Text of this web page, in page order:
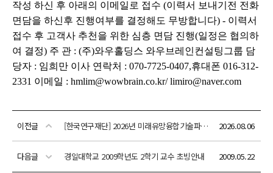
이전글 [한국연구재단] 2026년 미래유망융합기술파이오니어(한계돌파 R&D) 신규 연구 추진을 위한 의견요청서(PIR) 공개 및 의견서 접수 2026.08.06
다음글 경일대학교 2009학년도 2학기 교수 초빙안내 2009.05.22